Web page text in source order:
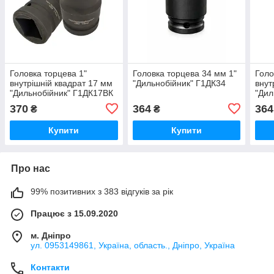
Головка торцева 1"
внутрішній квадрат 17 мм
"Дильнобійник" Г1ДК17ВК
370 ₴
Купити
Головка торцева 34 мм 1"
"Дильнобійник" Г1ДК34
364₴
Купити
364
Про нас
99% позитивних з 383 відгуків за рік
Працює з 15.09.2020
м. Дніпро
ул. 0953149861, Україна, область., Дніпро, Україна
Контакти